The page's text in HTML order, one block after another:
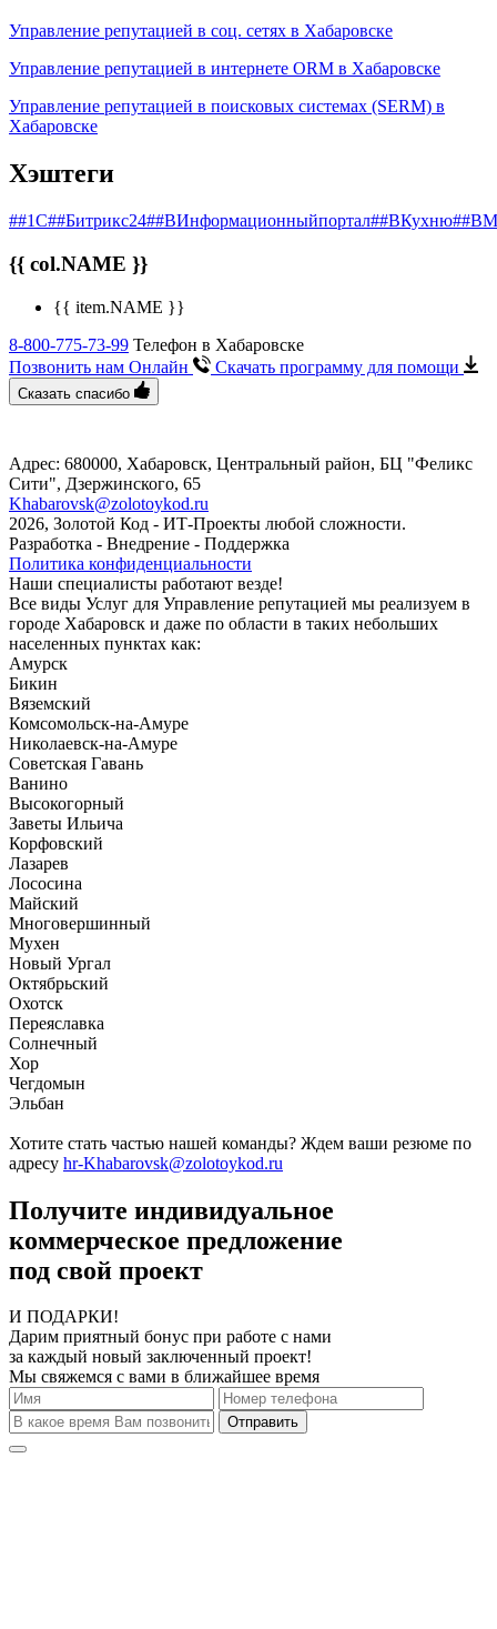
Управление репутацией в соц. сетях в Хабаровске
Управление репутацией в интернете ORM в Хабаровске
Управление репутацией в поисковых системах (SERM) в
Хабаровске
Хэштеги
##1С##Битрикс24##ВИнформационныйпортал##ВКухню
{{ col.NAME }}
{{ item.NAME }}
8-800-775-73-99 Телефон в Хабаровске
Позвонить нам Онлайн
Скачать программу для помощи
Сказать спасибо
Адрес: 680000, Хабаровск, Центральный район, БЦ "Феликс
Сити", ​Дзержинского, 65
Khabarovsk@zolotoykod.ru
2026, Золотой Код - ИТ-Проекты любой сложности.
Разработка - Внедрение - Поддержка
Политика конфиденциальности
Наши специалисты работают везде!
Все виды Услуг для Управление репутацией мы реализуем в
городе Хабаровск и даже по области в таких небольших
населенных пунктах как:
Амурск
Бикин
Вяземский
Комсомольск-на-Амуре
Николаевск-на-Амуре
Советская Гавань
Ванино
Высокогорный
Заветы Ильича
Корфовский
Лазарев
Лососина
Майский
Многовершинный
Мухен
Новый Ургал
Октябрьский
Охотск
Переяславка
Солнечный
Хор
Чегдомын
Эльбан
Хотите стать частью нашей команды? Ждем ваши резюме по
адресу hr-Khabarovsk@zolotoykod.ru
Получите индивидуальное
коммерческое предложение
под свой проект
И ПОДАРКИ!
Дарим приятный бонус при работе с нами
за каждый новый заключенный проект!
Мы свяжемся с вами в ближайшее время
Отправить